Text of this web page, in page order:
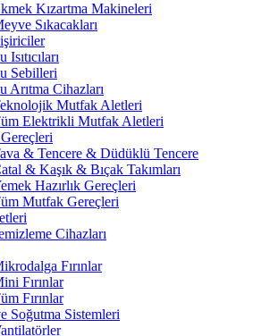
Kızartma Makineleri
Sıkacakları
Isıtıcıları
Sebilleri
Arıtma Cihazları
Mutfak Aletleri
Elektrikli Mutfak Aletleri
& Tencere & Düdüklü Tencere
& Kaşık & Bıçak Takımları
Hazırlık Gereçleri
Mutfak Gereçleri
Cihazları
Fırınlar
Fırınlar
Fırınlar
Soğutma Sistemleri